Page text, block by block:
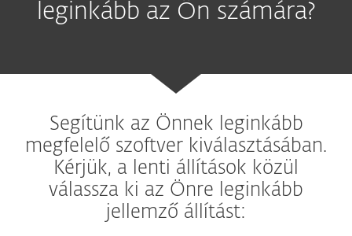
leginkább az Ön számára?
Segítünk az Önnek leginkább
megfelelő szoftver kiválasztásában.
Kérjük, a lenti állítások közül
válassza ki az Önre leginkább
jellemző állítást: